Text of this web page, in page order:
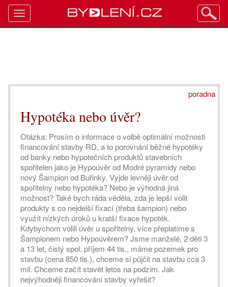
poradna
Hypotéka nebo úvěr?
Otázka: Prosím o informace o volbě optimální možnosti
financování stavby RD, a to porovnání běžné hypotéky
od banky nebo hypotečních produktů stavebních
spořitelen jako je Hypoúvěr od Modré pyramidy nebo
nový Šampion od Buřinky. Vyjde levněji úvěr od
spořitelny nebo hypotéka? Nebo je výhodná jiná
možnost? Také bych ráda věděla, zda je lepší volit
produkty s co nejdelší fixací (třeba šampion) nebo
využít nízkých úroků u kratší fixace hypoték.
Kdybychom volili úvěr u spořitelny, více přeplatíme s
Šampionem nebo Hypoúvěrem? Jsme manželé, 2 děti 3
a 13 let, čistý spol. příjem 44 tis., máme pozemek pro
stavbu (cena 850 tis.), chceme si půjčit na stavbu cca 3
mil. Chceme začít stavět letos na podzim. Jak
nejvýhodněji financování stavby vyřešit?
Toggle
navigation